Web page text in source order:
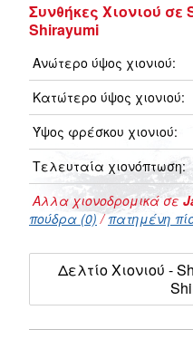
Συνθήκες Χιονιού σε
Shirayumi
Ανώτερο ύψος χιονιού:
Κατώτερο ύψος χιονιού:
Ύψος φρέσκου χιονιού:
Τελευταία χιονόπτωση:
Αλλα χιονοδρομικά σε
πούδρα (0) /πατημένη
Δελτίο Χιονιού -